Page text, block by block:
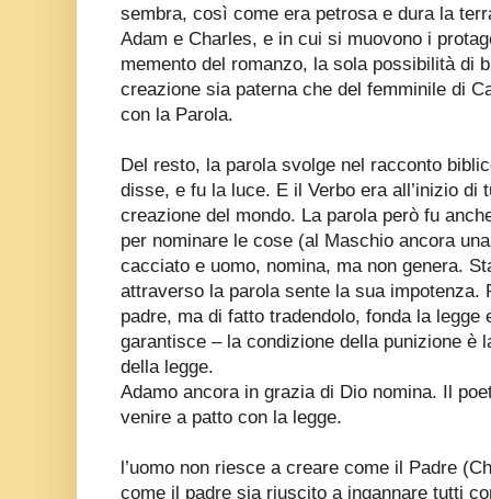
sembra, così come era petrosa e dura la
Adam e Charles, e in cui si muovono i
memento del romanzo, la sola possibilità di
creazione sia paterna che del femminile di
con la Parola.
Del resto, la parola svolge nel racconto
disse, e fu la luce. E il Verbo era all’inizio di
creazione del mondo. La parola però fu
per nominare le cose (al Maschio ancora
cacciato e uomo, nomina, ma non genera.
attraverso la parola sente la sua impotenza.
padre, ma di fatto tradendolo, fonda la legge
garantisce – la condizione della punizione è
della legge.
Adamo ancora in grazia di Dio nomina. Il
venire a patto con la legge.
l’uomo non riesce a creare come il Padre
come il padre sia riuscito a ingannare tutti